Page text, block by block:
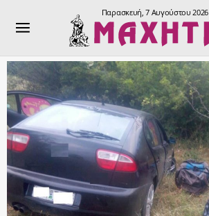
Παρασκευή, 7 Αυγούστου 2026